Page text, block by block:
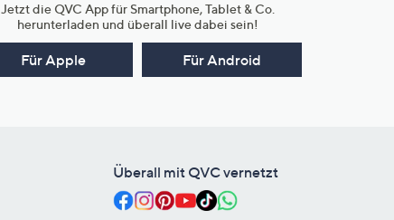
Jetzt die QVC App für Smartphone, Tablet & Co.
herunterladen und überall live dabei sein!
Für Apple Für Android
Überall mit QVC vernetzt